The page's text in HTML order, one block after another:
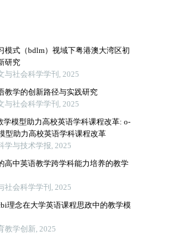
模式（bdlm）视域下粤港澳大湾区初
研究
与社会科学学刊, 2025
教学的创新路径与实践研究
与社会科学学刊, 2025
学模型助力高校英语学科课程改革: o-
型助力高校英语学科课程改革
学与技术学报, 2025
高中英语教学跨学科能力培养的教学
社会科学学刊, 2025
理念在大学英语课程思政中的教学模
教学创新, 2025